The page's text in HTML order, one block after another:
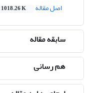
اصل مقاله
1018.26 K
سابقه مقاله
هم رسانی